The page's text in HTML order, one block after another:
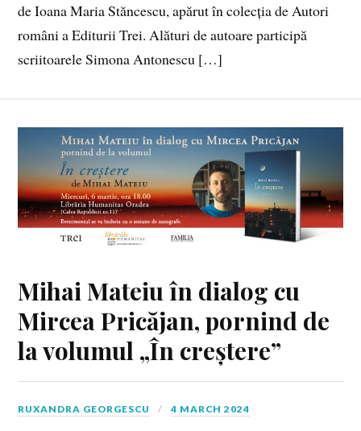
de Ioana Maria Stăncescu, apărut în colecția de Autori
români a Editurii Trei. Alături de autoare participă
scriitoarele Simona Antonescu […]
Mihai Mateiu în dialog cu
Mircea Pricăjan, pornind de
la volumul „În creștere”
RUXANDRA GEORGESCU 4 MARCH 2024